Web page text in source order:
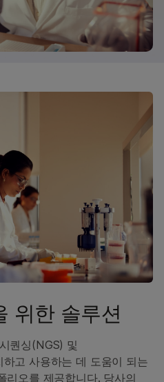
위한 솔루션
퀀싱(NGS) 및
고 사용하는 데 도움이 되는
리오를 제공합니다. 당사의